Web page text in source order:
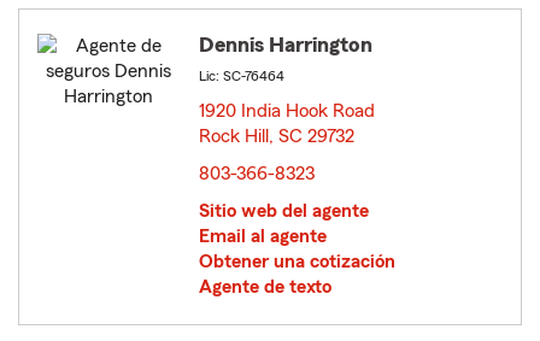
Dennis Harrington
Lic: SC-76464
1920 India Hook Road
Rock Hill, SC 29732
803-366-8323
Sitio web del agente
Email al agente
Obtener una cotización
Agente de texto